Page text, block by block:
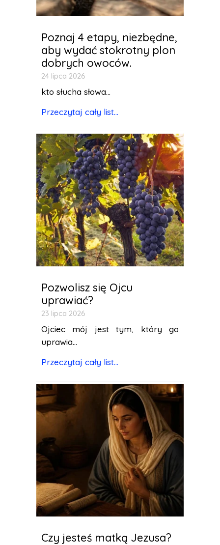
Poznaj 4 etapy, niezbędne,
aby wydać stokrotny plon
dobrych owoców.
24 lipca 2026
kto słucha słowa...
Przeczytaj cały list...
Pozwolisz się Ojcu
uprawiać?
23 lipca 2026
Ojciec mój jest tym, który go
uprawia...
Przeczytaj cały list...
Czy jesteś matką Jezusa?